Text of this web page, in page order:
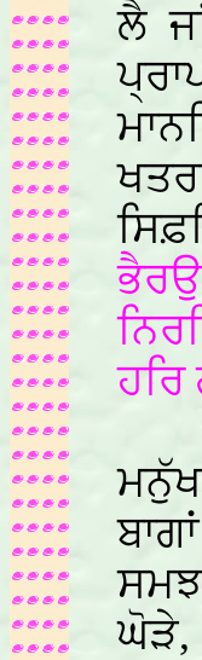
ਲੈ
ਭੈਰਉ
ਹਰਿ
ਘੋੜੇ,